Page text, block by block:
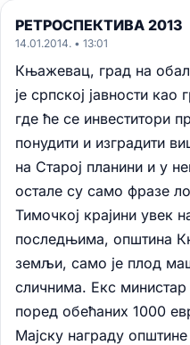
РЕТРОСПЕКТИВА 2013
14.01.2014. • 13:01
Књажевац, град на
је српској јавности
где ће се инвеститори
понудити и изградити
на Старој планини и у
остале су само фразе
Тимочкој крајини увек
последњима, општина
земљи, само је плод
сличнима. Екс
поред обећаних 1000
Мајску награду